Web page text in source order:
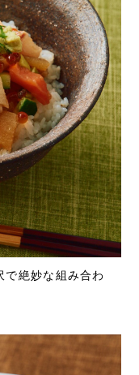
で絶妙な組み合わ